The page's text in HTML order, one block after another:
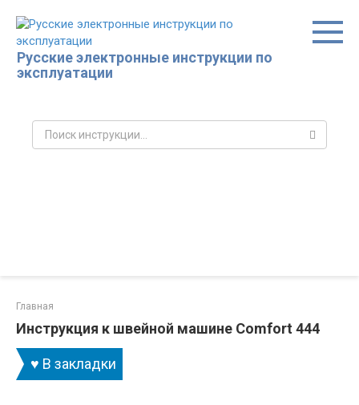
контенту
Русские электронные инструкции по
эксплуатации
Поиск:
Главная
Инструкция к швейной машине Comfort 444
♥ В закладки